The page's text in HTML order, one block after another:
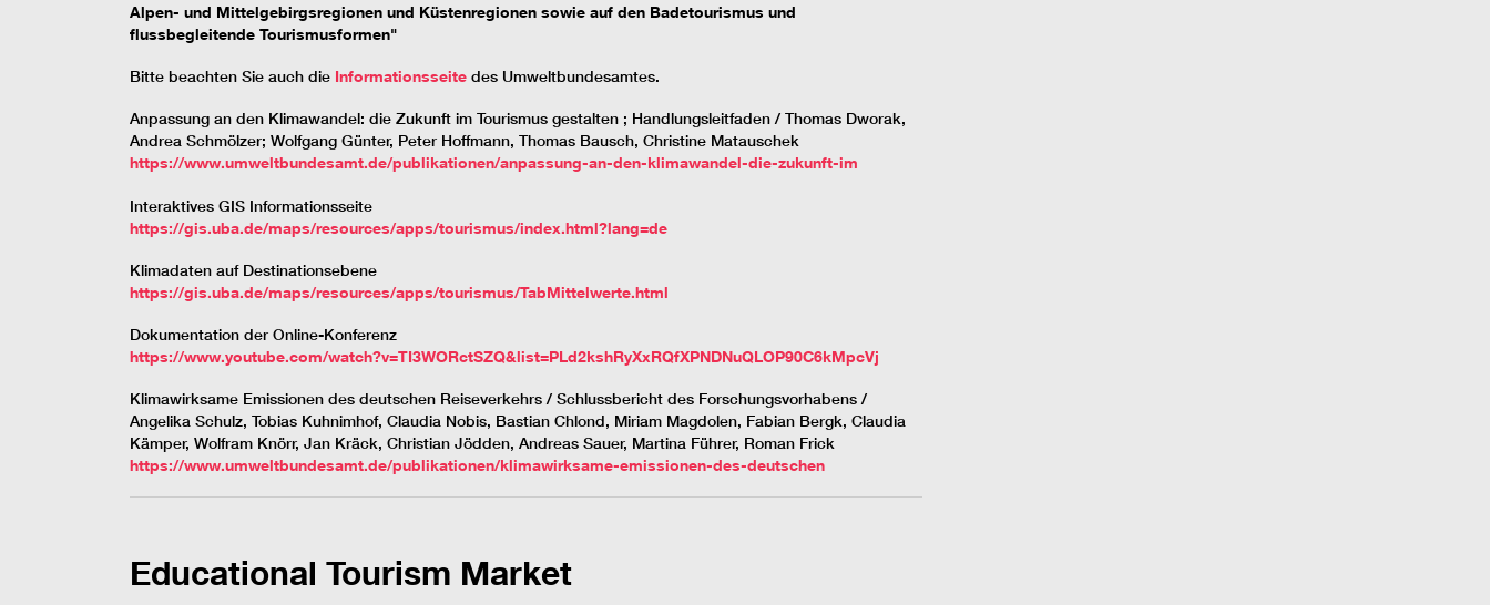
Alpen- und Mittelgebirgsregionen und Küstenregionen sowie auf den Badetourismus und
flussbegleitende Tourismusformen"
Bitte beachten Sie auch die Informationsseite des Umweltbundesamtes.
Anpassung an den Klimawandel: die Zukunft im Tourismus gestalten ; Handlungsleitfaden / Thomas Dworak,
Andrea Schmölzer; Wolfgang Günter, Peter Hoffmann, Thomas Bausch, Christine Matauschek
https://www.umweltbundesamt.de/publikationen/anpassung-an-den-klimawandel-die-zukunft-im
Interaktives GIS Informationsseite
https://gis.uba.de/maps/resources/apps/tourismus/index.html?lang=de
Klimadaten auf Destinationsebene
https://gis.uba.de/maps/resources/apps/tourismus/TabMittelwerte.html
Dokumentation der Online-Konferenz
https://www.youtube.com/watch?v=TI3WORctSZQ&list=PLd2kshRyXxRQfXPNDNuQLOP90C6kMpcVj
Klimawirksame Emissionen des deutschen Reiseverkehrs / Schlussbericht des Forschungsvorhabens /
Angelika Schulz, Tobias Kuhnimhof, Claudia Nobis, Bastian Chlond, Miriam Magdolen, Fabian Bergk, Claudia
Kämper, Wolfram Knörr, Jan Kräck, Christian Jödden, Andreas Sauer, Martina Führer, Roman Frick
https://www.umweltbundesamt.de/publikationen/klimawirksame-emissionen-des-deutschen
Educational Tourism Market